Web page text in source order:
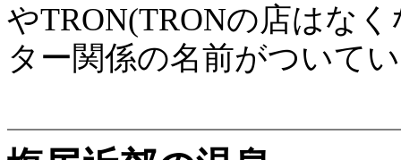
やTRON(TRONの店はな
ター関係の名前がついて